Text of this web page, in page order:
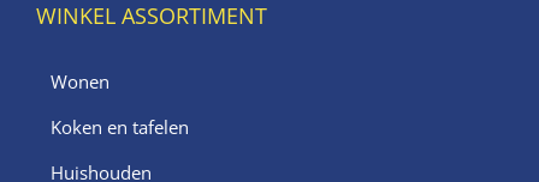
WINKEL ASSORTIMENT
Wonen
Koken en tafelen
Huishouden